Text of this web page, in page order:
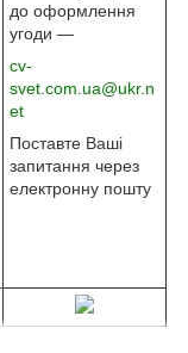
до оформлення
угоди —
cv-
svet.com.ua@ukr.n
et
Поставте Ваші
запитання через
електронну пошту